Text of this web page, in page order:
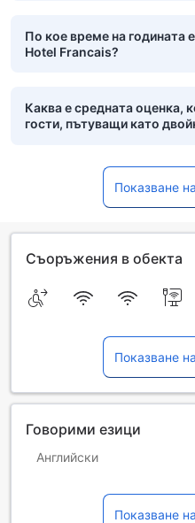
По кое време на годината
Hotel Francais?
Каква е средната оценка,
гости, пътуващи като
Показване
Съоръжения в обекта
Показване
Говорими езици
Английски
Показване